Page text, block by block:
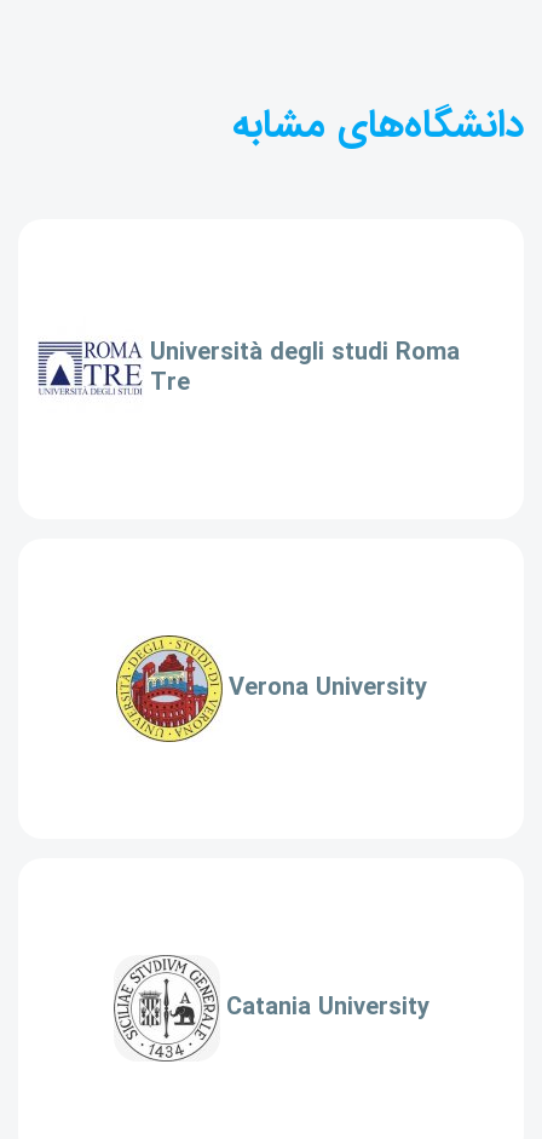
دانشگاه‌های مشابه
Università degli studi Roma
Tre
Verona University
Catania University